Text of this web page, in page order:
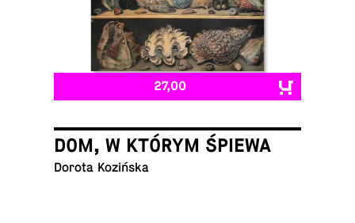
27,00
DOM, W KTÓRYM ŚPIEWA
Dorota Kozińska